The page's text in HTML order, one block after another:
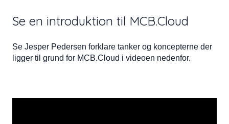
Se en introduktion til MCB.Cloud
Se Jesper Pedersen forklare tanker og koncepterne der
ligger til grund for MCB.Cloud i videoen nedenfor.